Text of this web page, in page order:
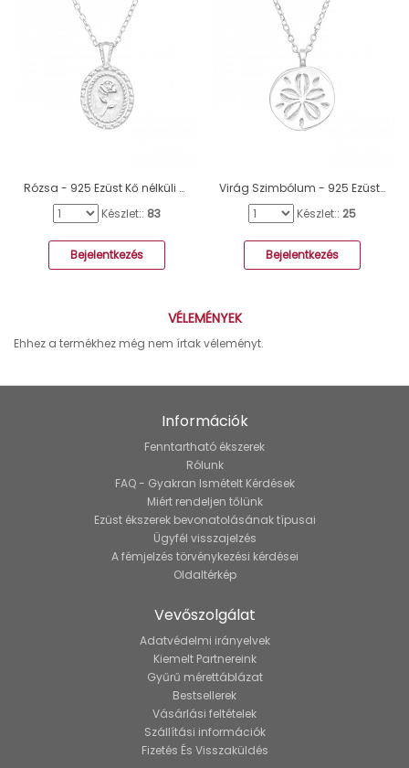
Rózsa - 925 Ezüst Kő nélküli nyakláncok A4S43709
Készlet:: 83
Bejelentkezés
Virág Szimbólum - 925 Ezüst Kő Nélküli Nyakláncok A4S43484
Készlet:: 25
Bejelentkezés
VÉLEMÉNYEK
Ehhez a termékhez még nem írtak véleményt.
Információk
Fenntartható ékszerek
Rólunk
FAQ - Gyakran Ismételt Kérdések
Miért rendeljen tőlünk
Ezüst ékszerek bevonatolásának típusai
Ügyfél visszajelzés
A fémjelzés törvénykezési kérdései
Oldaltérkép
Vevőszolgálat
Adatvédelmi irányelvek
Kiemelt Partnereink
Gyűrű mérettáblázat
Bestsellerek
Vásárlási feltételek
Szállítási információk
Fizetés És Visszaküldés